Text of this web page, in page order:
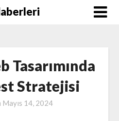
Tasarımında
Stratejisi
Mayıs 14, 2024